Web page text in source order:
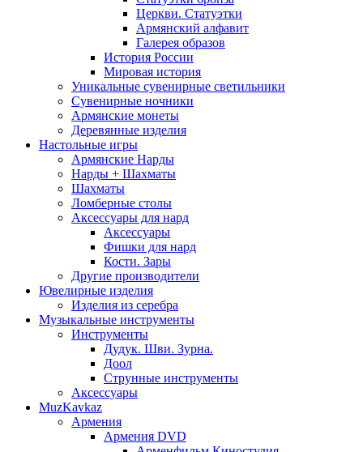
Церкви. Статуэтки
Армянский алфавит
Галерея образов
История России
Мировая история
Уникальные сувенирные светильники
Сувенирные ночники
Армянские монеты
Деревянные изделия
Настольные игры
Армянские Нарды
Нарды + Шахматы
Шахматы
Ломберные столы
Аксессуары для нард
Аксессуары
Фишки для нард
Кости. Зары
Другие производители
Ювелирные изделия
Изделия из серебра
Музыкальные инструменты
Инструменты
Дудук. Шви. Зурна.
Доол
Струнные инструменты
Аксессуары
MuzKavkaz
Армения
Армения DVD